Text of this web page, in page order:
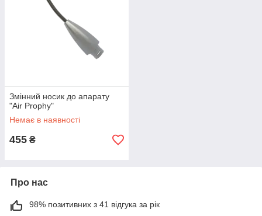
Змінний носик до апарату
"Air Prophy"
Немає в наявності
455 ₴
Про нас
98% позитивних з 41 відгука за рік